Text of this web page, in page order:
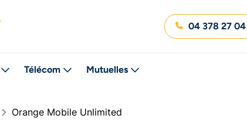
04 378 27 04
Télécom Mutuelles
Orange Mobile Unlimited